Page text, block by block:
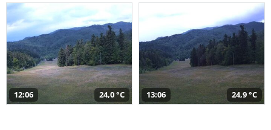
12:06 24,0 °C 13:06 24,9 °C